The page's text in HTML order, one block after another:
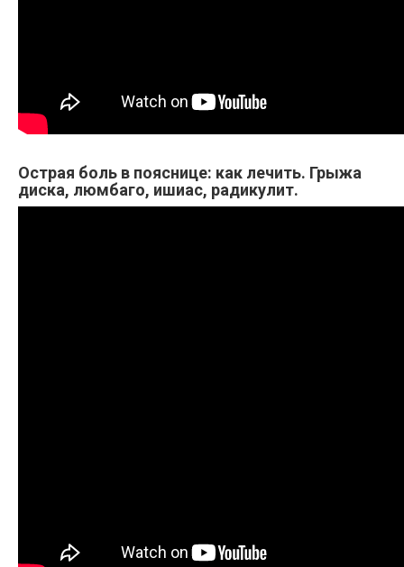
Острая боль в пояснице: как лечить. Грыжа
диска, люмбаго, ишиас, радикулит.